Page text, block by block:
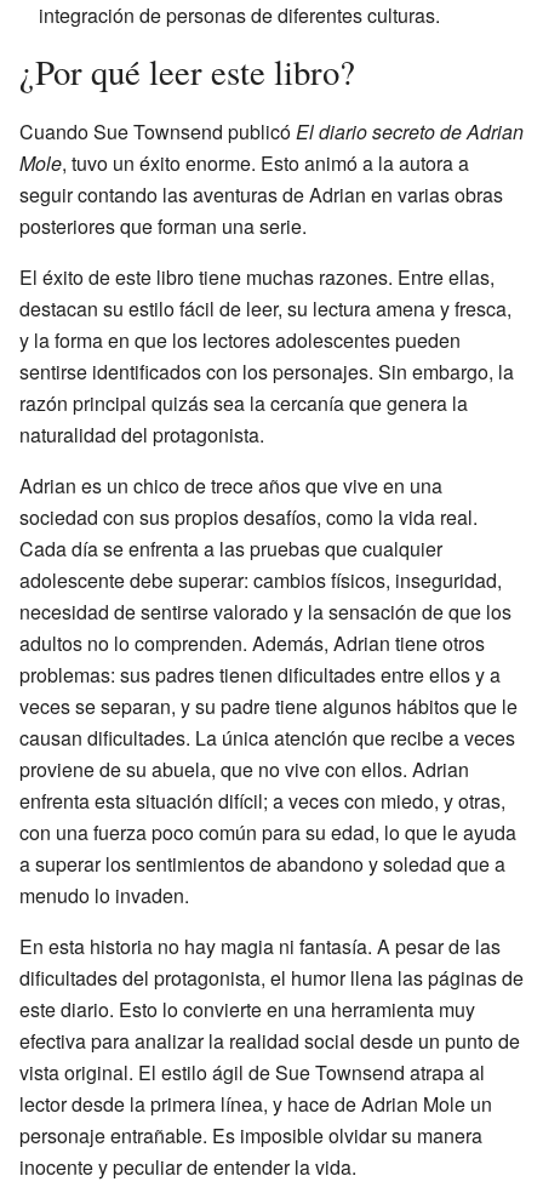
integración de personas de diferentes culturas.
¿Por qué leer este libro?
Cuando Sue Townsend publicóEl diario secreto de Adrian
Mole, tuvo un éxito enorme. Esto animó a la autora a
seguir contando las aventuras de Adrian en varias obras
posteriores que forman una serie.
El éxito de este libro tiene muchas razones. Entre ellas,
destacan su estilo fácil de leer, su lectura amena y fresca,
y la forma en que los lectores adolescentes pueden
sentirse identificados con los personajes. Sin embargo, la
razón principal quizás sea la cercanía que genera la
naturalidad del protagonista.
Adrian es un chico de trece años que vive en una
sociedad con sus propios desafíos, como la vida real.
Cada día se enfrenta a las pruebas que cualquier
adolescente debe superar: cambios físicos, inseguridad,
necesidad de sentirse valorado y la sensación de que los
adultos no lo comprenden. Además, Adrian tiene otros
problemas: sus padres tienen dificultades entre ellos y a
veces se separan, y su padre tiene algunos hábitos que le
causan dificultades. La única atención que recibe a veces
proviene de su abuela, que no vive con ellos. Adrian
enfrenta esta situación difícil; a veces con miedo, y otras,
con una fuerza poco común para su edad, lo que le ayuda
a superar los sentimientos de abandono y soledad que a
menudo lo invaden.
En esta historia no hay magia ni fantasía. A pesar de las
dificultades del protagonista, el humor llena las páginas de
este diario. Esto lo convierte en una herramienta muy
efectiva para analizar la realidad social desde un punto de
vista original. El estilo ágil de Sue Townsend atrapa al
lector desde la primera línea, y hace de Adrian Mole un
personaje entrañable. Es imposible olvidar su manera
inocente y peculiar de entender la vida.